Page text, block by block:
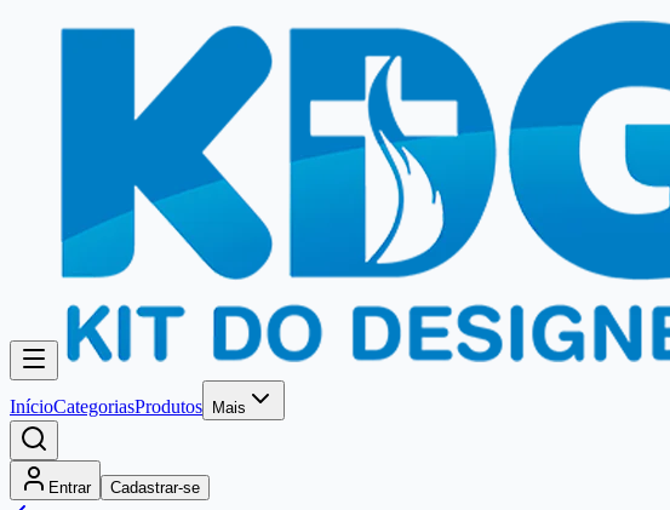
InícioCategoriasProdutos Mais
Entrar Cadastrar-se